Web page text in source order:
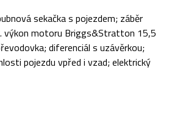
sekačka s pojezdem; záběr
výkon motoru Briggs&Stratton 15,5
diferenciál s uzávěrkou;
pojezdu vpřed i vzad; elektrický